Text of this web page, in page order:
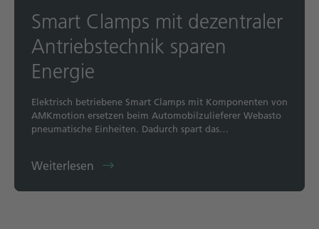
Smart Clamps mit dezentraler
Antriebstechnik sparen
Energie
Elektrisch betriebene Smart Clamps mit Komponenten von
AMKmotion ersetzen beim Automobilzulieferer Webasto
pneumatische Einheiten. Dadurch spart das…
Weiterlesen